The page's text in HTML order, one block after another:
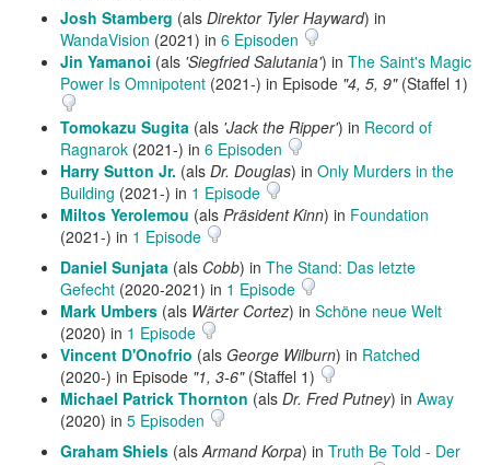
Josh Stamberg (als Direktor Tyler Hayward) in
WandaVision (2021) in 6 Episoden
Jin Yamanoi (als 'Siegfried Salutania') in The Saint's Magic
Power Is Omnipotent (2021-) in Episode "4, 5, 9"(Staffel 1)
Tomokazu Sugita (als 'Jack the Ripper') in Record of
Ragnarok (2021-) in 6 Episoden
Harry Sutton Jr. (als Dr. Douglas) in Only Murders in the
Building (2021-) in 1 Episode
Miltos Yerolemou (als Präsident Kinn) in Foundation
(2021-) in 1 Episode
Daniel Sunjata (als Cobb) in The Stand: Das letzte
Gefecht (2020-2021) in 1 Episode
Mark Umbers (als Wärter Cortez) in Schöne neue Welt
(2020) in 1 Episode
Vincent D'Onofrio (als George Wilburn) in Ratched
(2020-) in Episode "1, 3-6"(Staffel 1)
Michael Patrick Thornton (als Dr. Fred Putney) in Away
(2020) in 5 Episoden
Graham Shiels (alsArmand Korpa) in Truth Be Told - Der